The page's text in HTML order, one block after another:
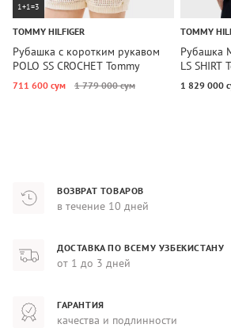
1+1=3
TOMMY HILFIGER
Рубашка с коротким рукавом
POLO SS CROCHET Tommy
Hilfiger
711 600 сум 1 779 000 сум
TOMMY
Рубашка
LS SHIRT
1 829 000
ВОЗВРАТ ТОВАРОВ
в течение 10 дней
ДОСТАВКА ПО ВСЕМУ УЗБЕКИСТАНУ
от 1 до 3 дней
ГАРАНТИЯ
качества и подлинности